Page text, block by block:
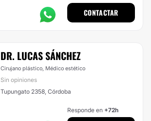
CONTACTAR
DR. LUCAS SÁNCHEZ
Cirujano plástico, Médico estético
Sin opiniones
Tupungato 2358, Córdoba
Responde en +72h